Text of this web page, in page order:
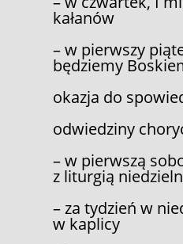
kałanów
– w pierwszy
będziemy
okazja do
odwiedziny
– w pierwszą
z liturgią
– za tydzień w
w kaplicy